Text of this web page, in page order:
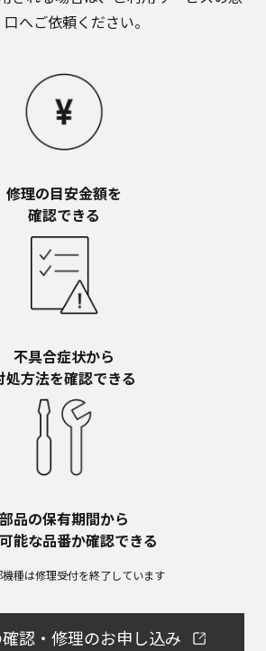
社商品の取扱店、または当社サービス
お問い合わせください。
のサービスの利用、または利用できな
り万一損害（データの破損・業務の中
損失などによる損害を含む）が生じ、
な損害の発生や第三者からの賠償請求
ことについてあらかじめ知らされた場
のサービスの中止、変更など
する場合があります。あらかじめご了
商品をご購入いただいたお客様のため
ご購入のお客様以外からのお問い合わ
きない場合がありますことを、ご了承
口へご依頼ください。
修理の目安金額を​
確認できる
不具合症状から​
処方法を確認できる
部品の保有期間から​
能な品番か確認できる
機種は修理受付を終了しています​
認・修理のお申し込み